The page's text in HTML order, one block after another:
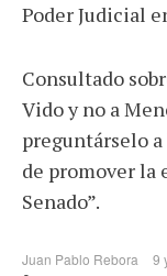
Poder Judicial
Consultado
Vido y no a
preguntárselo
de promover la
Senado”.
Juan Pablo Rebora 9